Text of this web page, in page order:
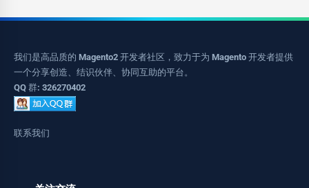
我们是高品质的 Magento2 开发者社区，致力于为 Magento 开发者提供
一个分享创造、结识伙伴、协同互助的平台。
QQ 群: 326270402
联系我们